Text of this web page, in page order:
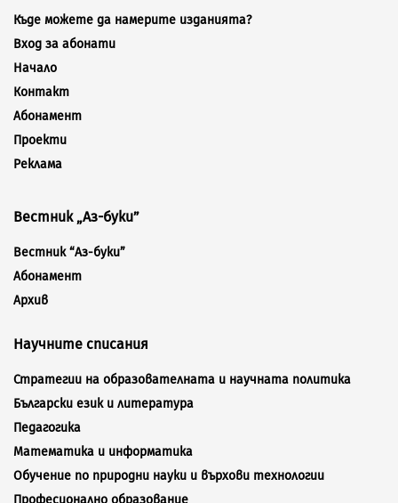
Къде можете да намерите изданията?
Вход за абонати
Начало
Контакт
Абонамент
Проекти
Реклама
Вестник „Аз-буки”
Вестник “Аз-буки”
Абонамент
Архив
Научните списания
Стратегии на образователната и научната политика
Български език и литература
Педагогика
Математика и информатика
Обучение по природни науки и върхови технологии
Професионално образование